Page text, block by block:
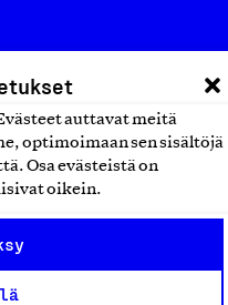
auttavat meitä
optimoimaan sen sisältöjä
Osa evästeistä on
oikein.